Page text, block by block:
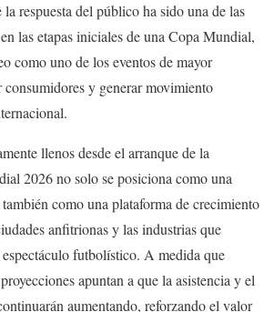
respuesta del público ha sido una de las
las etapas iniciales de una Copa Mundial,
como uno de los eventos de mayor
consumidores y generar movimiento
llenos desde el arranque de la
2026 no solo se posiciona como una
como una plataforma de crecimiento
anfitrionas y las industrias que
futbolístico. A medida que
apuntan a que la asistencia y el
aumentando, reforzando el valor